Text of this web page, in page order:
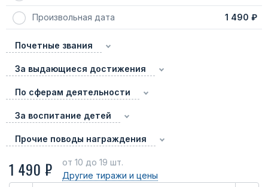
Произвольная дата 1 490 ₽
Почетные звания
За выдающиеся достижения
По сферам деятельности
За воспитание детей
Прочие поводы награждения
1 490 ₽ от 10до 19 шт.
Другие тиражии цены